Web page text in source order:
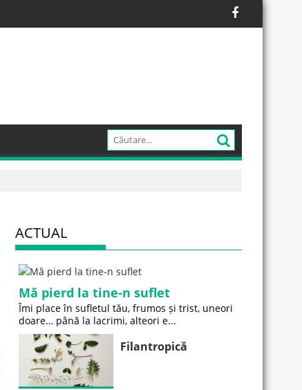
ACTUAL
Mă pierd la tine-n suflet
Îmi place în sufletul tău, frumos și trist, uneori
doare… până la lacrimi, alteori e...
Filantropică